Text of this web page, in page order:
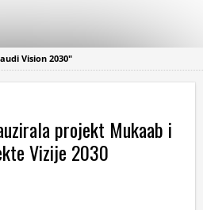
Vision 2030"
projekt Mukaab i
Vizije 2030